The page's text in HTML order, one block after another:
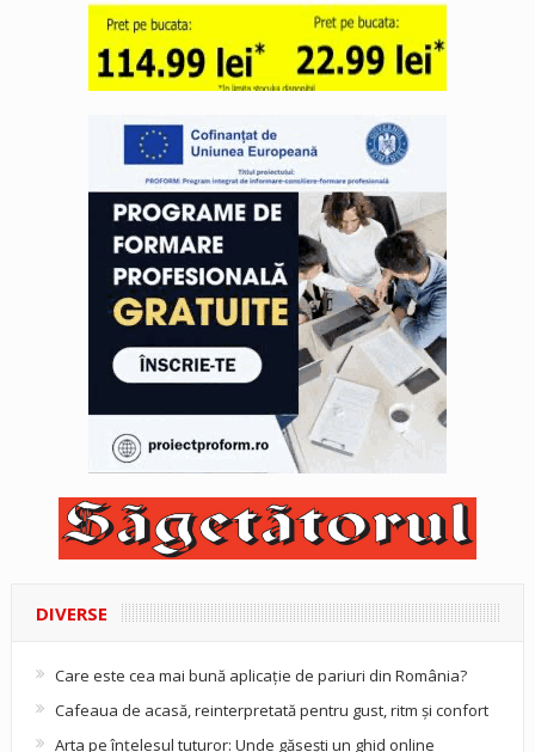
DIVERSE
Care este cea mai bună aplicație de pariuri din România?
Cafeaua de acasă, reinterpretată pentru gust, ritm și confort
Arta pe înțelesul tuturor: Unde găsești un ghid online